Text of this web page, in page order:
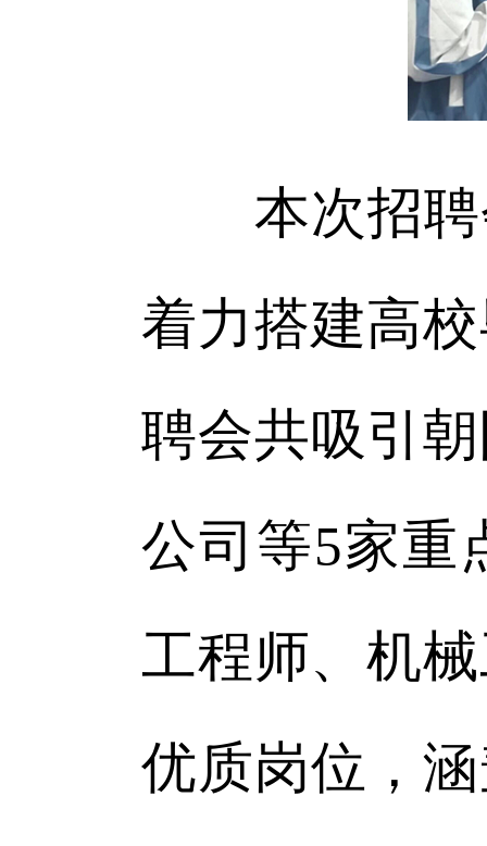
本次招聘
着力搭建高
聘会共吸引
公司等5家重
工程师、机
优质岗位，